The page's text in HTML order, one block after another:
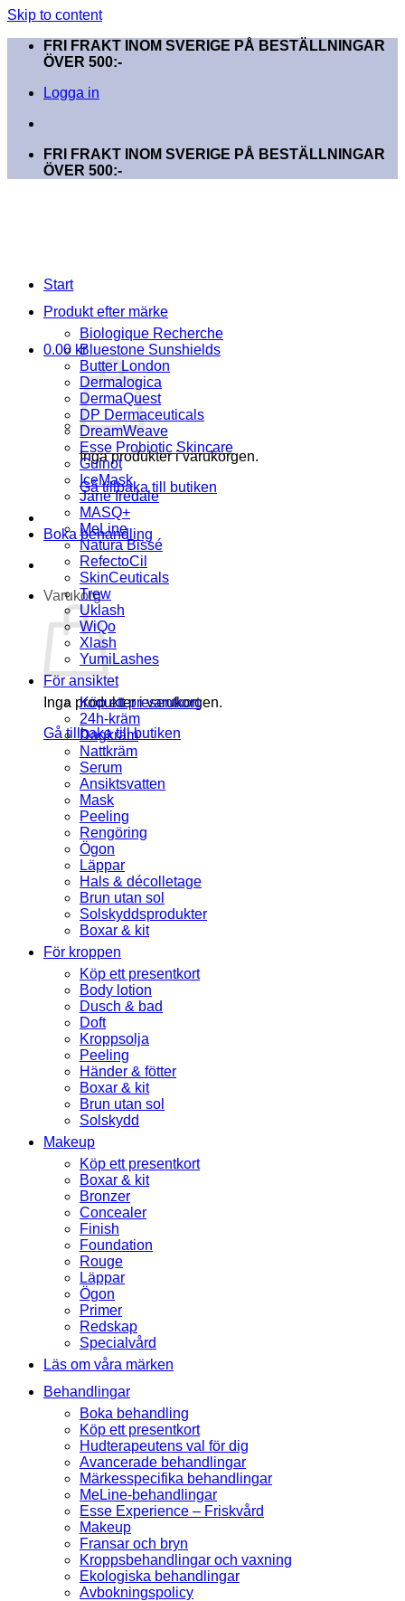
Skip to content
FRI FRAKT INOM SVERIGE PÅ BESTÄLLNINGAR
ÖVER 500:-
Logga in
FRI FRAKT INOM SVERIGE PÅ BESTÄLLNINGAR
ÖVER 500:-
0.00 kr
Inga produkter i varukorgen.
Gå tillbaka till butiken
Boka behandling
Varukorg
Inga produkter i varukorgen.
Gå tillbaka till butiken
Start
Produkt efter märke
Biologique Recherche
Bluestone Sunshields
Butter London
Dermalogica
DermaQuest
DP Dermaceuticals
DreamWeave
Esse Probiotic Skincare
Guinot
IceMask
Jane Iredale
MASQ+
MeLine
Natura Bissé
RefectoCil
SkinCeuticals
Trew
Uklash
WiQo
Xlash
YumiLashes
För ansiktet
Köp ett presentkort
24h-kräm
Dagkräm
Nattkräm
Serum
Ansiktsvatten
Mask
Peeling
Rengöring
Ögon
Läppar
Hals & décolletage
Brun utan sol
Solskyddsprodukter
Boxar & kit
För kroppen
Köp ett presentkort
Body lotion
Dusch & bad
Doft
Kroppsolja
Peeling
Händer & fötter
Boxar & kit
Brun utan sol
Solskydd
Makeup
Köp ett presentkort
Boxar & kit
Bronzer
Concealer
Finish
Foundation
Rouge
Läppar
Ögon
Primer
Redskap
Specialvård
Läs om våra märken
Behandlingar
Boka behandling
Köp ett presentkort
Hudterapeutens val för dig
Avancerade behandlingar
Märkesspecifika behandlingar
MeLine-behandlingar
Esse Experience – Friskvård
Makeup
Fransar och bryn
Kroppsbehandlingar och vaxning
Ekologiska behandlingar
Avbokningspolicy